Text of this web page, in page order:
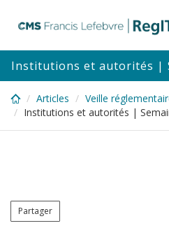
content
Institutions et autorités |
Articles
Veille
Institutions et autorités |
Partager